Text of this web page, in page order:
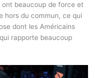
beaucoup de force et
hors du commun, ce qui
dont les Américains
rapporte beaucoup